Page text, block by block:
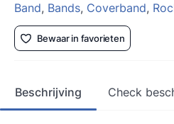
Band, Bands, Coverband,
Bewaar in favorieten
Beschrijving Check